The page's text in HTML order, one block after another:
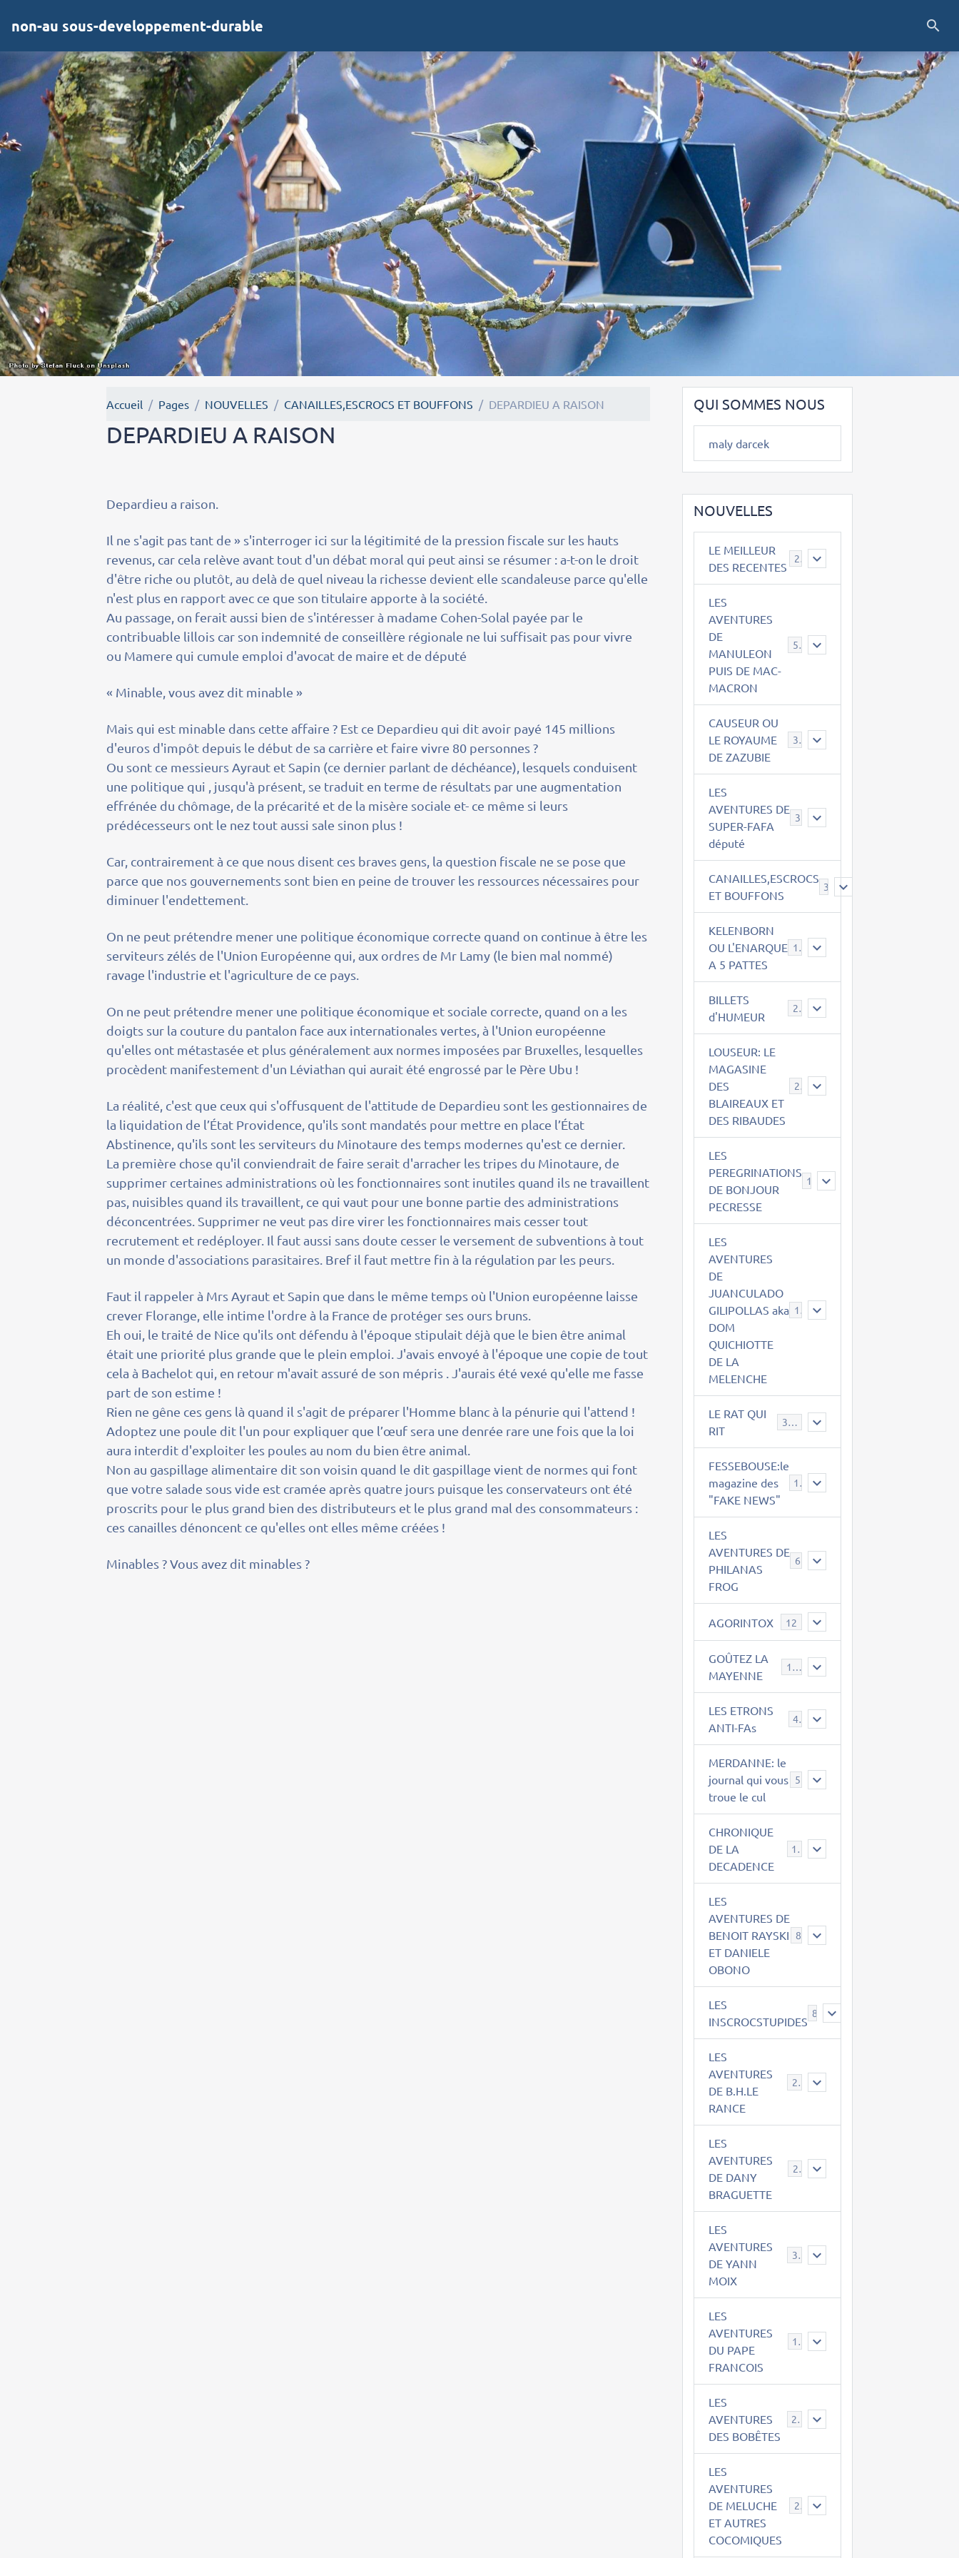
non-au sous-developpement-durable
Accueil Pages NOUVELLES CANAILLES,ESCROCS ET BOUFFONS DEPARDIEU A RAISON
DEPARDIEU A RAISON
Depardieu a raison.
Il ne s'agit pas tant de » s'interroger ici sur la légitimité de la pression fiscale sur les hauts
revenus, car cela relève avant tout d'un débat moral qui peut ainsi se résumer : a-t-on le droit
d'être riche ou plutôt, au delà de quel niveau la richesse devient elle scandaleuse parce qu'elle
n'est plus en rapport avec ce que son titulaire apporte à la société.
Au passage, on ferait aussi bien de s'intéresser à madame Cohen-Solal payée par le
contribuable lillois car son indemnité de conseillère régionale ne lui suffisait pas pour vivre
ou Mamere qui cumule emploi d'avocat de maire et de député
« Minable, vous avez dit minable »
Mais qui est minable dans cette affaire ? Est ce Depardieu qui dit avoir payé 145 millions
d'euros d'impôt depuis le début de sa carrière et faire vivre 80 personnes ?
Ou sont ce messieurs Ayraut et Sapin (ce dernier parlant de déchéance), lesquels conduisent
une politique qui , jusqu'à présent, se traduit en terme de résultats par une augmentation
effrénée du chômage, de la précarité et de la misère sociale et- ce même si leurs
prédécesseurs ont le nez tout aussi sale sinon plus !
Car, contrairement à ce que nous disent ces braves gens, la question fiscale ne se pose que
parce que nos gouvernements sont bien en peine de trouver les ressources nécessaires pour
diminuer l'endettement.
On ne peut prétendre mener une politique économique correcte quand on continue à être les
serviteurs zélés de l'Union Européenne qui, aux ordres de Mr Lamy (le bien mal nommé)
ravage l'industrie et l'agriculture de ce pays.
On ne peut prétendre mener une politique économique et sociale correcte, quand on a les
doigts sur la couture du pantalon face aux internationales vertes, à l'Union européenne
qu'elles ont métastasée et plus généralement aux normes imposées par Bruxelles, lesquelles
procèdent manifestement d'un Léviathan qui aurait été engrossé par le Père Ubu !
La réalité, c'est que ceux qui s'offusquent de l'attitude de Depardieu sont les gestionnaires de
la liquidation de l’État Providence, qu'ils sont mandatés pour mettre en place l’État
Abstinence, qu'ils sont les serviteurs du Minotaure des temps modernes qu'est ce dernier.
La première chose qu'il conviendrait de faire serait d'arracher les tripes du Minotaure, de
supprimer certaines administrations où les fonctionnaires sont inutiles quand ils ne travaillent
pas, nuisibles quand ils travaillent, ce qui vaut pour une bonne partie des administrations
déconcentrées. Supprimer ne veut pas dire virer les fonctionnaires mais cesser tout
recrutement et redéployer. Il faut aussi sans doute cesser le versement de subventions à tout
un monde d'associations parasitaires. Bref il faut mettre fin à la régulation par les peurs.
Faut il rappeler à Mrs Ayraut et Sapin que dans le même temps où l'Union européenne laisse
crever Florange, elle intime l'ordre à la France de protéger ses ours bruns.
Eh oui, le traité de Nice qu'ils ont défendu à l'époque stipulait déjà que le bien être animal
était une priorité plus grande que le plein emploi. J'avais envoyé à l'époque une copie de tout
cela à Bachelot qui, en retour m'avait assuré de son mépris . J'aurais été vexé qu'elle me fasse
part de son estime !
Rien ne gêne ces gens là quand il s'agit de préparer l'Homme blanc à la pénurie qui l'attend !
Adoptez une poule dit l'un pour expliquer que l’œuf sera une denrée rare une fois que la loi
aura interdit d'exploiter les poules au nom du bien être animal.
Non au gaspillage alimentaire dit son voisin quand le dit gaspillage vient de normes qui font
que votre salade sous vide est cramée après quatre jours puisque les conservateurs ont été
proscrits pour le plus grand bien des distributeurs et le plus grand mal des consommateurs :
ces canailles dénoncent ce qu'elles ont elles même créées !
Minables ? Vous avez dit minables ?
QUI SOMMES NOUS
maly darcek
NOUVELLES
LE MEILLEUR
DES RECENTES
2
LES
AVENTURES
DE
MANULEON
PUIS DE MAC-
MACRON
543
CAUSEUR OU
LE ROYAUME
DE ZAZUBIE
38
LES
AVENTURES DE
SUPER-FAFA
député
CANAILLES,ESCROCS
ET BOUFFONS
385
KELENBORN
OU L'ENARQUE
A 5 PATTES
14
BILLETS
d'HUMEUR
2
LOUSEUR: LE
MAGASINE
DES
BLAIREAUX ET
DES RIBAUDES
21
LES
PEREGRINATIONS
DE BONJOUR
PECRESSE
14
LES
AVENTURES
DE
JUANCULADO
GILIPOLLAS aka
DOM
QUICHIOTTE
DE LA
MELENCHE
119
LE RAT QUI
RIT
395
FESSEBOUSE:le
magazine des
"FAKE NEWS"
19
LES
AVENTURES DE
PHILANAS
FROG
AGORINTOX 12
GOÛTEZ LA
MAYENNE
189
LES ETRONS
ANTI-FAs
4
MERDANNE: le
journal qui vous
troue le cul
CHRONIQUE
DE LA
DECADENCE
12
LES
AVENTURES DE
BENOIT RAYSKI
ET DANIELE
OBONO
LES
INSCROCSTUPIDES
8
LES
AVENTURES
DE B.H.LE
RANCE
21
LES
AVENTURES
DE DANY
BRAGUETTE
29
LES
AVENTURES
DE YANN
MOIX
39
LES
AVENTURES
DU PAPE
FRANCOIS
15
LES
AVENTURES
DES BOBÊTES
23
LES
AVENTURES
DE MELUCHE
ET AUTRES
COCOMIQUES
22